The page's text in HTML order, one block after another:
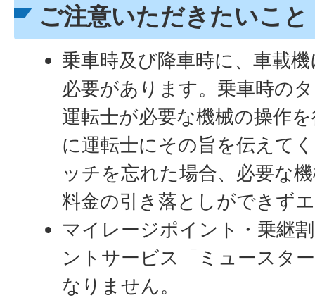
ご注意いただきたいこと
乗車時及び降車時に、車載
必要があります。乗車時の
運転士が必要な機械の操作
に運転士にその旨を伝えて
ッチを忘れた場合、必要な
料金の引き落としができず
マイレージポイント・乗継
ントサービス「ミュースタ
なりません。